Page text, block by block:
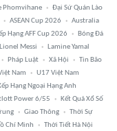
Phomvihane
Đại Sứ Quán Lào
ASEAN Cup 2026
Australia
Hạng AFF Cup 2026
Bóng Đá
Lionel Messi
Lamine Yamal
Pháp Luật Xã Hội
Tin Bão
Nam
U17 Việt Nam
Hạng Ngoại Hạng Anh
Power 6/55
Kết Quả Xổ Số
Giao Thông
Thời Sự
Chí Minh Thời Tiết Hà Nội